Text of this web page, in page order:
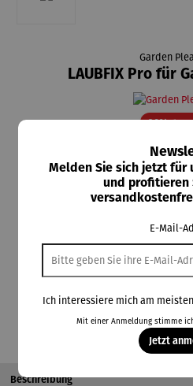
Garden
LAUBFIX Pro für
20%
47,95
UVP
Preise inkl. MwSt.
In den
Beschreibung
Melden Sie sich jetzt für
und profitieren
E-Mail-
Ich interessiere mich am
Mit einer Anmeldung stimme
Jetzt